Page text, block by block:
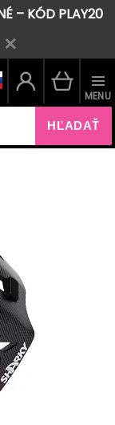
– KÓD PLAY20
HĽADAŤ
MENU